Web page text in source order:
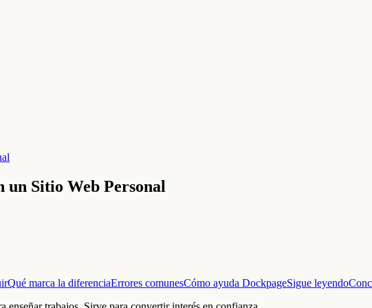
un Sitio Web Personal
Qué marca la diferenciaErrores comunesCómo ayuda DockpageSigue leyendo